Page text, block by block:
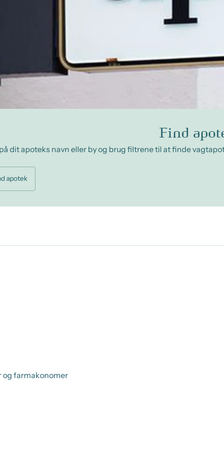
Find
dit apoteks navn eller by og brug filtrene til at finde
apotek
og farmakonomer